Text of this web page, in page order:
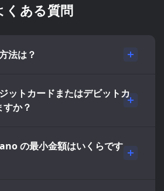
くある質問
法は？
ットカードまたはデビットカ
か？
の最小金額はいくらです